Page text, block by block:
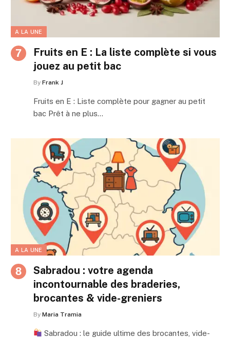
A LA UNE
Fruits en E : La liste complète si vous
jouez au petit bac
By Frank J
Fruits en E : Liste complète pour gagner au petit
bac Prêt à ne plus…
A LA UNE
Sabradou : votre agenda
incontournable des braderies,
brocantes & vide-greniers
By Maria Tramia
Sabradou : le guide ultime des brocantes, vide-